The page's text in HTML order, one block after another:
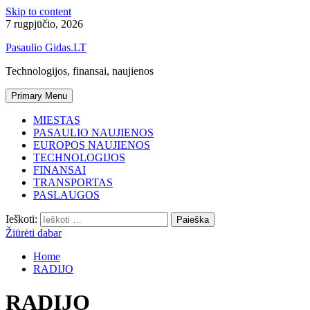
Skip to content
7 rugpjūčio, 2026
Pasaulio Gidas.LT
Technologijos, finansai, naujienos
Primary Menu
MIESTAS
PASAULIO NAUJIENOS
EUROPOS NAUJIENOS
TECHNOLOGIJOS
FINANSAI
TRANSPORTAS
PASLAUGOS
Ieškoti:
Žiūrėti dabar
Home
RADIJO
RADIJO